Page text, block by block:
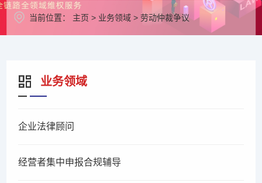
当前位置： 主页 > 业务领域 >劳动仲裁争议
业务领域
企业法律顾问
经营者集中申报合规辅导